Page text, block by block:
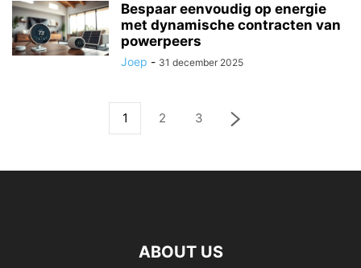
Bespaar eenvoudig op energie
met dynamische contracten van
powerpeers
Joep - 31 december 2025
1 2 3
ABOUT US